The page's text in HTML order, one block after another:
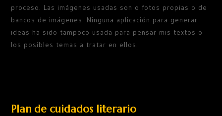
proceso. Las imágenes usadas son o fotos propias o de
bancos de imágenes. Ninguna aplicación para generar
ideas ha sido tampoco usada para pensar mis textos o
los posibles temas a tratar en ellos.
Plan de cuidados literario